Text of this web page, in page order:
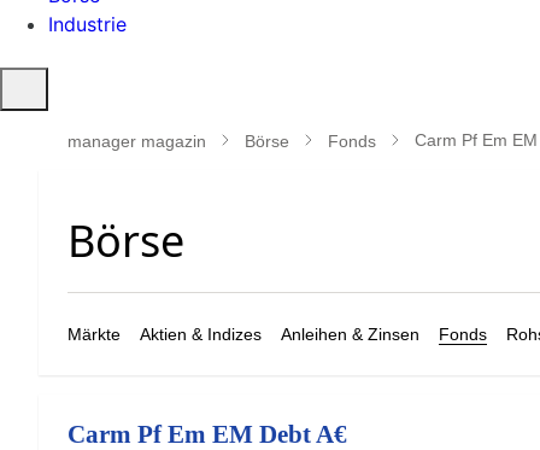
Industrie
öffnen
manager magazin Börse Fonds Carm Pf Em
Märkte Aktien & Indizes Anleihen & Zinsen Fonds
Carm Pf Em EM Debt A€